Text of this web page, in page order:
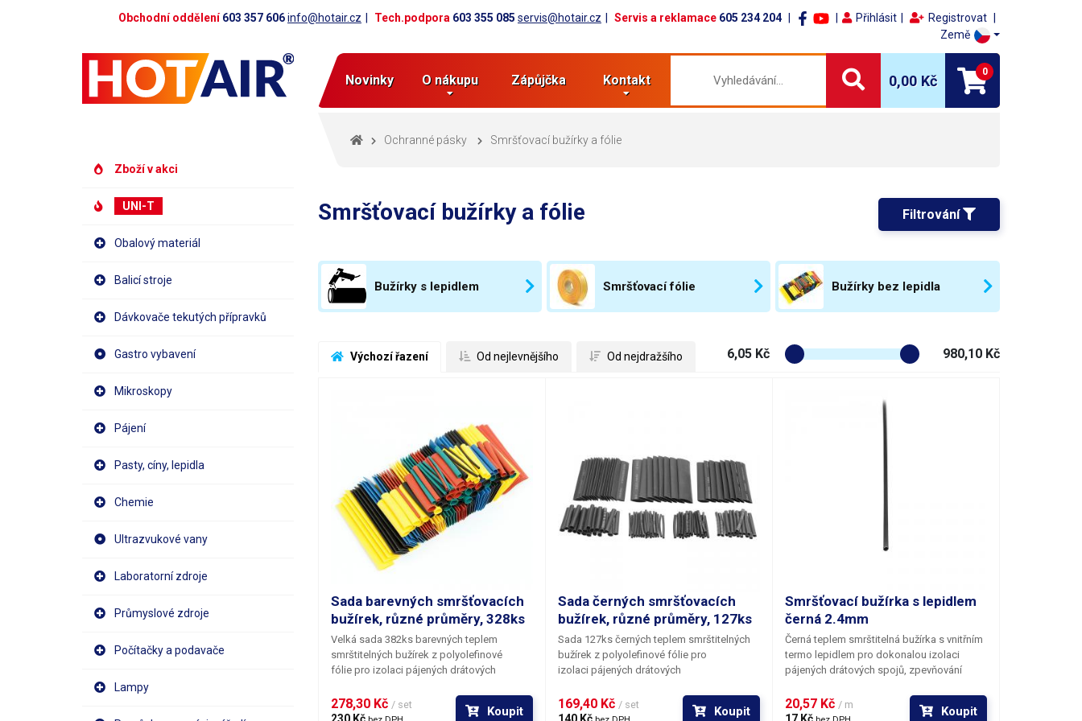
Obchodní oddělení603 357 606info@hotair.cz Tech.podpora 603 355 085 servis@hotair.cz Servis a reklamace 605 234 204 Přihlásit
Registrovat
Země
Novinky O nákupu Zápůjčka Kontakt 0,00 Kč
0
Zboží v akci
UNI-T
Obalový materiál
Balicí stroje
Dávkovače tekutých přípravků
Gastro vybavení
Mikroskopy
Pájení
Pasty, cíny, lepidla
Chemie
Ultrazvukové vany
Laboratorní zdroje
Průmyslové zdroje
Počítačky a podavače
Lampy
Ochranné pásky Smršťovací bužírky a fólie
Smršťovací bužírky a fólie Filtrování
Bužírky s lepidlem Smršťovací fólie Bužírky bez lepidla
Výchozí řazení Od nejlevnějšího Od nejdražšího 6,05 Kč 980,10 Kč
Sada barevných smršťovacích
bužírek, různé průměry, 328ks
Velká sada 382ks barevných teplem
smrštitelných bužírek z polyolefinové
fóliepro izolaci pájených drátových
mechanickou ochranu nebo
pro svazkování vodičů. V sadě se nachází
278,30 Kč / set Koupit
Sada černých smršťovacích
bužírek, různé průměry, 127ks
Sada 127ks černých teplem smrštitelných
bužírek z polyolefinové fóliepro
izolaci pájených drátových
mechanickou ochranu nebo
pro svazkování vodičů. Všude v
169,40 Kč / set Koupit
Smršťovací bužírka s lepidlem
černá 2.4mm
Černá teplem smrštitelná bužírka s vnitřním
termo lepidlem pro dokonalou izolaci
pájených drátových spojů, zpevňování
ochranu nebo pro svazkování vodičů.
Využití najde bužírka také jako ochrana
20,57 Kč / m Koupit